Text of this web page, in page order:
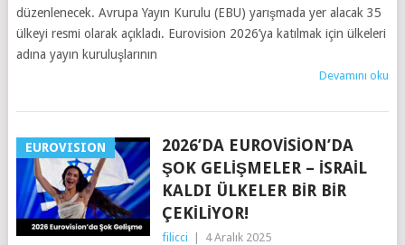
düzenlenecek. Avrupa Yayın Kurulu (EBU) yarışmada yer alacak 35
ülkeyi resmi olarak açıkladı. Eurovision 2026’ya katılmak için ülkeleri
adına yayın kuruluşlarının
Devamını oku
EUROVISION
2026’DA EUROVISION’DA
ŞOK GELIŞMELER – İSRAIL
KALDI ÜLKELER BIR BIR
ÇEKILIYOR!
filicci 4 Aralık 2025